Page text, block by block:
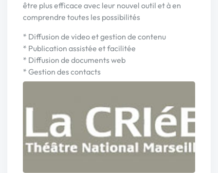
être plus efficace avec leur nouvel outil et à en
comprendre toutes les possibilités
* Diffusion de video et gestion de contenu
* Publication assistée et facilitée
* Diffusion de documents web
* Gestion des contacts